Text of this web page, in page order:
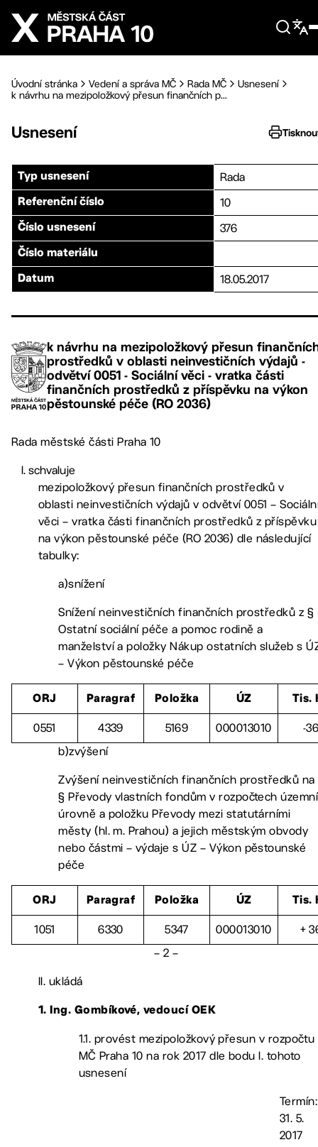
Přejít na hlavní obsah
Úvodní stránka Vedení a správa MČ Rada MČ
Usnesení
k návrhu na mezipoložkový přesun finančních p...
Usnesení
Typ usnesení Rada
Referenční číslo 10
Číslo usnesení 376
Číslo materiálu
Datum 18.05.2017
k návrhu na mezipoložkový přesun
prostředků v oblasti neinvestičních výdajů -
odvětví 0051 - Sociální věci - vratka části
finančních prostředků z příspěvku na výkon
pěstounské péče (RO 2036)
Rada městské části Praha 10
schvaluje
mezipoložkový přesun finančních prostředků v
oblasti neinvestičních výdajů v odvětví 0051 –
věci – vratka části finančních prostředků z příspěvku
na výkon pěstounské péče (RO 2036) dle následující
tabulky:
a)snížení
Snížení neinvestičních finančních prostředků z §
Ostatní sociální péče a pomoc rodině a
manželství a položky Nákup ostatních služeb s
– Výkon pěstounské péče
ORJ Paragraf Položka ÚZ Tis.
0551 4339 5169 000013010
-
b)zvýšení
Zvýšení neinvestičních finančních prostředků na
§ Převody vlastních fondům v rozpočtech územní
úrovně a položku Převody mezi statutárními
městy (hl. m. Prahou) a jejich městským obvody
nebo částmi – výdaje s ÚZ – Výkon pěstounské
péče
ORJ Paragraf Položka ÚZ Tis.
1051 6330 5347 000013010
+
– 2 –
II. ukládá
1. Ing. Gombíkové, vedoucí OEK
1.1. provést mezipoložkový přesun v rozpočtu
MČ Praha 10 na rok 2017 dle bodu I. tohoto
usnesení
Termín:
31. 5.
2017